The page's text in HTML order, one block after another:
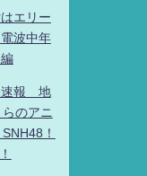
エリー
波中年
速報 地
のアニ
！